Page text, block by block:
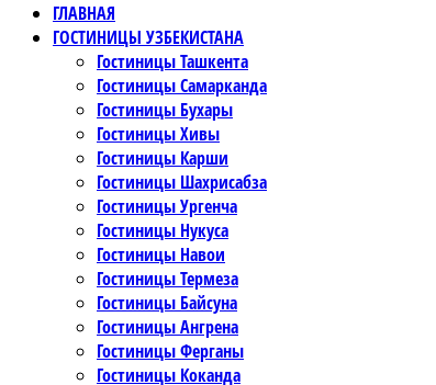
ГЛАВНАЯ
ГОСТИНИЦЫ УЗБЕКИСТАНА
Гостиницы Ташкента
Гостиницы Самарканда
Гостиницы Бухары
Гостиницы Хивы
Гостиницы Карши
Гостиницы Шахрисабза
Гостиницы Ургенча
Гостиницы Нукуса
Гостиницы Навои
Гостиницы Термеза
Гостиницы Байсуна
Гостиницы Ангрена
Гостиницы Ферганы
Гостиницы Коканда